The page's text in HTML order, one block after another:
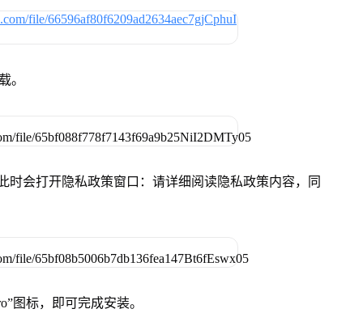
。
时会打开隐私政策窗口：请详细阅读隐私政策内容，同
图标，即可完成安装。